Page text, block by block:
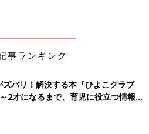
事ランキング
バリ！解決する本『ひよこクラブ
才になるまで、育児に役立つ情報が